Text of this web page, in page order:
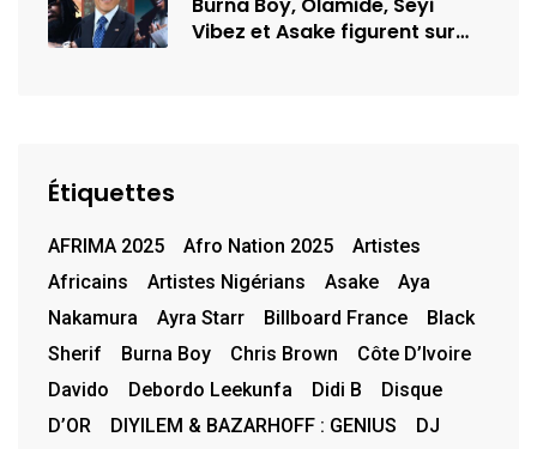
Burna Boy, Olamide, Seyi
Vibez et Asake figurent sur
Étiquettes
AFRIMA 2025 Afro Nation 2025
Artistes
Africains
Artistes Nigérians Asake
Aya
Nakamura
Ayra Starr Billboard France
Black
Sherif
Burna Boy Chris Brown
Côte D’Ivoire
Davido
Debordo Leekunfa Didi B
Disque
D’OR
DIYILEM & BAZARHOFF : GENIUS
DJ